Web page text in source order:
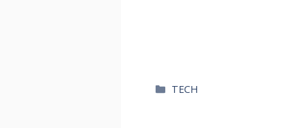
카
TECH